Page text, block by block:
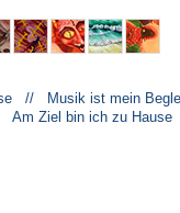
// Musik ist mein
Ziel bin ich zu